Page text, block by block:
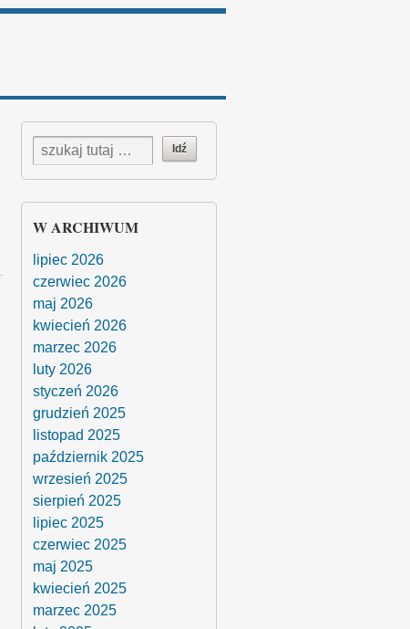
W ARCHIWUM
lipiec 2026
czerwiec 2026
maj 2026
kwiecień 2026
marzec 2026
luty 2026
styczeń 2026
grudzień 2025
listopad 2025
październik 2025
wrzesień 2025
sierpień 2025
lipiec 2025
czerwiec 2025
maj 2025
kwiecień 2025
marzec 2025